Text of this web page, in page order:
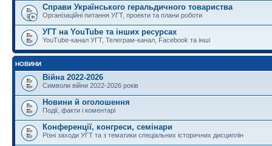
Справи Українського геральдичного товариства
Організаційні питання УГТ, проекти та плани роботи
УГТ на YouTube та інших ресурсах
YouTube-канал УГТ, Телеграм-канал, Facebook та інші
НОВИНИ
Війна 2022-2026
Символи війни 2022-2026 років
Новини й оголошення
Події, факти і коментарі
Конференції, конгреси, семінари
Різні заходи УГТ та з тематики спеціальних історичних дисциплін